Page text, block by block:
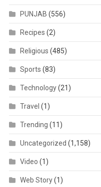
PUNJAB (556)
Recipes (2)
Religious (485)
Sports (83)
Technology(21)
Travel (1)
Trending (11)
Uncategorized (1,158)
Video (1)
Web Story(1)